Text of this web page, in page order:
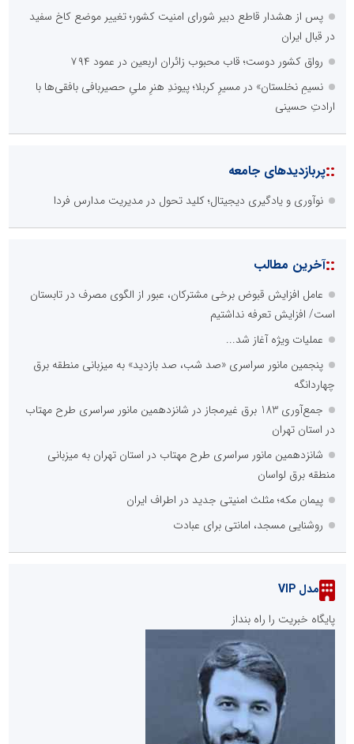
پس از هشدار قاطع دبیر شورای امنیت کشور؛ تغییر موضع کاخ سفید
در قبال ایران
رواق کشور دوست؛ قاب محبوب زائران اربعین در عمود ۷۹۴
نسیمِ نخلستان» در مسیرِ کربلا؛ پیوندِ هنرِ ملیِ حصیربافی بافقی‌ها با
ارادتِ حسینی
::پربازدیدهای جامعه
نوآوری و یادگیری دیجیتال؛ کلید تحول در مدیریت مدارس فردا
::آخرین مطالب
عامل افزایش قبوض برخی مشترکان، عبور از الگوی مصرف در تابستان
است/ افزایش تعرفه نداشتیم
عملیات ویژه آغاز شد...
پنجمین مانور سراسری «صد شب، صد بازدید» به میزبانی منطقه برق
چهاردانگه
جمع‌آوری 183 برق غیرمجاز در شانزدهمین مانور سراسری طرح مهتاب
در استان تهران
شانزدهمین مانور سراسری طرح مهتاب در استان تهران به میزبانی
منطقه برق لواسان
پیمان مکه؛ مثلث امنیتی جدید در اطراف ایران
روشنایی مسجد، امانتی برای عبادت
مدل VIP
پایگاه خبریت را راه بنداز